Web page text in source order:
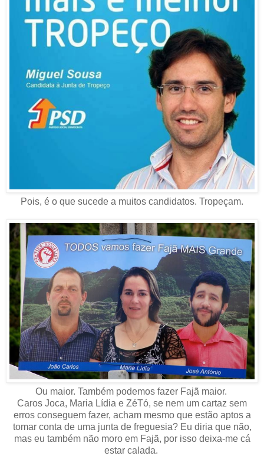
Pois, é o que sucede a muitos candidatos. Tropeçam.
Ou maior. Também podemos fazer Fajã maior.
Caros Joca, Maria Lídia e ZéTó, se nem um cartaz sem
erros conseguem fazer, acham mesmo que estão aptos a
tomar conta de uma junta de freguesia? Eu diria que não,
mas eu também não moro em Fajã, por isso deixa-me cá
estar calada.